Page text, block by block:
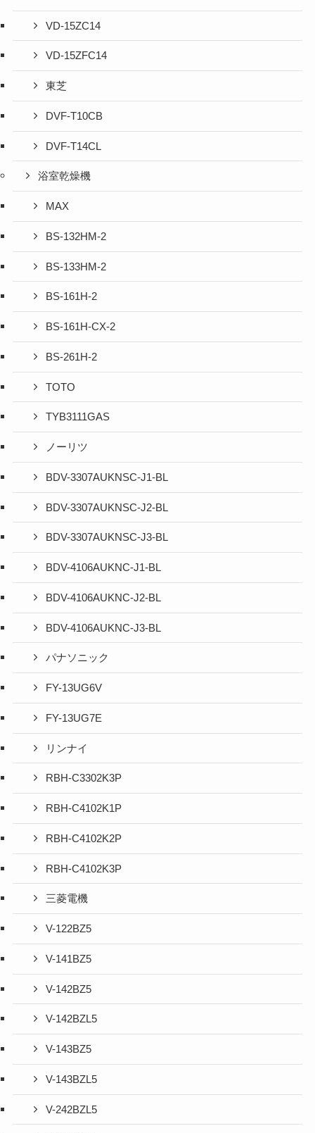
VD-15ZC14
VD-15ZFC14
東芝
DVF-T10CB
DVF-T14CL
浴室乾燥機
MAX
BS-132HM-2
BS-133HM-2
BS-161H-2
BS-161H-CX-2
BS-261H-2
TOTO
TYB3111GAS
ノーリツ
BDV-3307AUKNSC-J1-BL
BDV-3307AUKNSC-J2-BL
BDV-3307AUKNSC-J3-BL
BDV-4106AUKNC-J1-BL
BDV-4106AUKNC-J2-BL
BDV-4106AUKNC-J3-BL
パナソニック
FY-13UG6V
FY-13UG7E
リンナイ
RBH-C3302K3P
RBH-C4102K1P
RBH-C4102K2P
RBH-C4102K3P
三菱電機
V-122BZ5
V-141BZ5
V-142BZ5
V-142BZL5
V-143BZ5
V-143BZL5
V-242BZL5